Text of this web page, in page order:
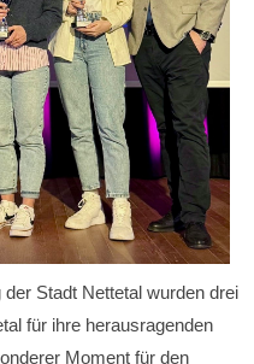
Stadt Nettetal wurden drei
für ihre herausragenden
Moment für den